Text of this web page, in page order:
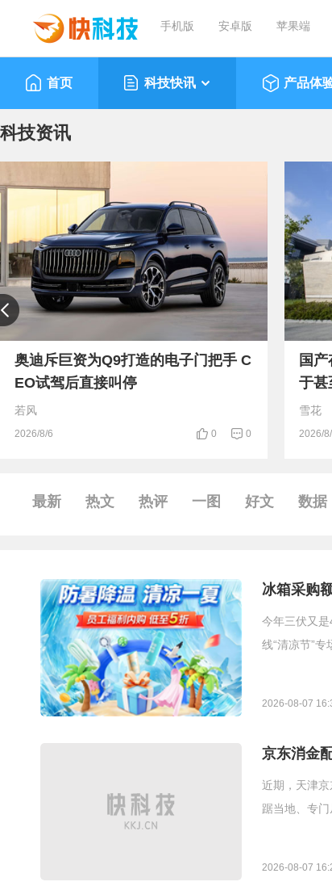
手机版 安卓版 苹果端
首页 科技快讯 产品体
科技资讯
奥迪斥巨资为Q9打造的电子门把手 C
EO试驾后直接叫停
若风
2026/8/6 0
0
国
于甚
雪花
2026/
最新 热文 热评 一图 好文 数据
冰箱采购
今年三伏又
线“清凉节”
2026-08-07
京东消金
近期，天津
踞当地、专
2026-08-07